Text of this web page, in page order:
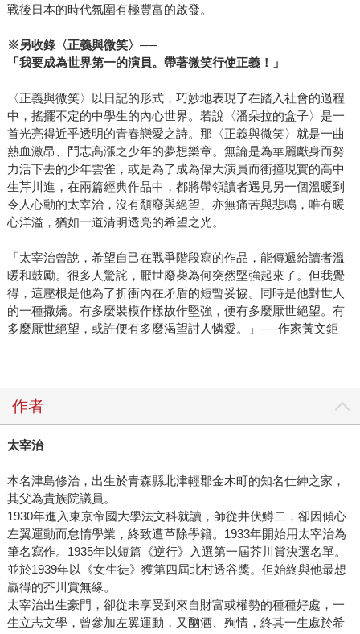
戰後日本的時代氛圍有極豐富的啟發。
※另收錄〈正義與微笑〉──
「我要成為世界第一的演員。帶著微笑行使正義！」
〈正義與微笑〉以日記的形式，巧妙地表現了在踏入社會的過程
中，搖擺不定的中學生的內心世界。若說〈潘朵拉的盒子〉是一
首光亮得近乎透明的青春戀愛之詩。那〈正義與微笑〉就是一曲
熱血激昂、鬥志高漲之少年的夢想樂章。無論是為華麗獻身而努
力活下去的少年雲雀，或是為了成為偉大演員而衝撞現實的高中
生芹川進，在兩篇經典作品中，都將帶領讀者遇見另一個溫暖到
令人心動的太宰治，沒有頹廢與絕望、亦無痛苦與悲鳴，唯有暖
心洋溢，猶如一道清明透亮的希望之光。
「太宰治曾說，希望自己在戰爭階段寫的作品，能傳遞給讀者溫
暖和鼓勵。很多人驚詫，厭世廢柴為何突然堅強起來了。但我覺
得，這壓根是他為了折衝內在矛盾的短暫妥協。同時是他對世人
的一種撒嬌。有多麼裝模作樣故作堅強，便有多麼厭世絕望。有
多麼厭世絕望，或許便有多麼渴望討人憐愛。」──作家黃文鉅
作者
太宰治
本名津島修治，出生於青森縣北津輕郡金木町的知名仕紳之家，
其父為貴族院議員。
1930年進入東京帝國大學法文科就讀，師從井伏鱒二，卻因傾心
左翼運動而怠惰學業，終致遭革除學籍。1933年開始用太宰治為
筆名寫作。1935年以短篇《逆行》入選第一屆芥川賞決選名單。
並於1939年以《女生徒》獲第四屆北村透谷獎。但始終與他最想
贏得的芥川賞無緣。
太宰治出生豪門，卻從未享受到來自財富或權勢的種種好處，一
生立志文學，曾參加左翼運動，又酗酒、殉情，終其一生處於希